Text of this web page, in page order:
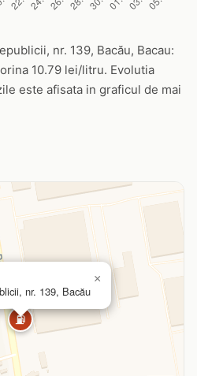
nr. 139, Bacău, Bacau:
10.79 lei/litru. Evolutia
este afisata in graficul de mai
⛽
nr. 139, Bacău
×